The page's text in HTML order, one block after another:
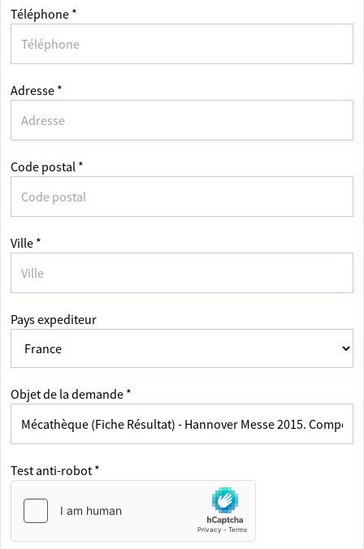
Téléphone *
Adresse *
Code postal *
Ville *
Pays expediteur
Objet de la demande *
Test anti-robot *